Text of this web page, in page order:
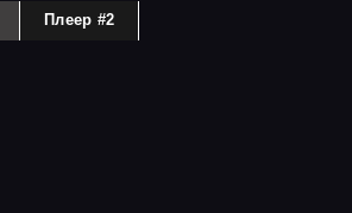
Плеер #2